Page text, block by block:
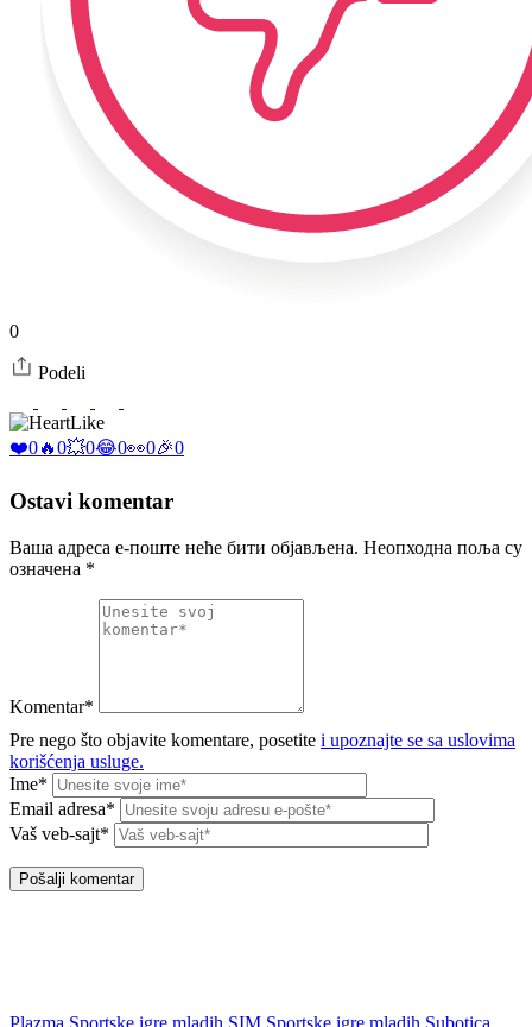
0
Podeli
Like
❤️0🔥0💥0😂0👀0🎉0
Ostavi komentar
Ваша адреса е-поште неће бити објављена. Неопходна поља су
означена *
Komentar*
Pre nego što objavite komentare, posetite i upoznajte se sa uslovima
korišćenja usluge.
Ime*
Email adresa*
Vaš veb-sajt*